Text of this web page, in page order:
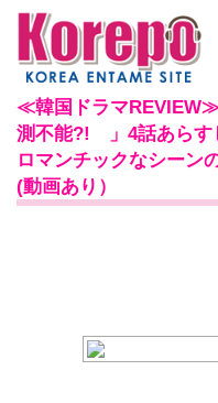
≪韓国ドラマ
測不能?! 」4話あらす
ロマンチックなシーン
(動画あり）